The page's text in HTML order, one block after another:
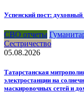
Успенский пост:
СВО отчеты
Сестричество
05.08.2026
Татарстанская
электростанции на
маскировочных сетей и